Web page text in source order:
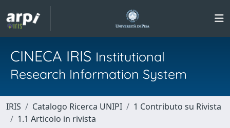
CINECA IRIS Institutional
Research Information System
IRIS Catalogo Ricerca UNIPI
1 Contributo su Rivista
1.1 Articolo in rivista